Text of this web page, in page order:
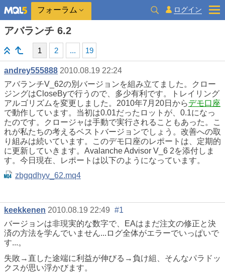
フォーラム ログイン
アバランチ 6.2
1 2 ... 19
andrey555888 2010.08.19 22:24
アバランチV_62の別バージョンを組み立てました。クロー
ジングはCloseByで行うので、多少有利です。トレイリング
アルゴリズムを変更しました。2010年7月20日からデモ口座
で動作しています。当初は0.01だったロットが、0.1になっ
たのです。クロージャは手動で実行されることもあった。こ
れが私たちの考えるベストバージョンでしょう。改善への取
り組みは続いています。このデモ口座のレポートは、定期的
に更新していきます。Avalanche Advisor V_6 2を添付しま
す。今日現在、レポートは以下のようになっています。
zbgqdhyv_62.mq4
keekkenen 2010.08.19 22:49 #1
バージョンは非現実的な数字で、EAはまだ注文の修正と決
済の方法を学んでいません...ログ全体がエラーでいっぱいで
す...。
失敗→直した途端に利益が伸びる→負け組、そんなパラドッ
クスが思い浮かびます。